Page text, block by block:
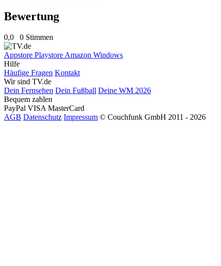
Bewertung
0,0 0 Stimmen
Appstore Playstore Amazon Windows
Hilfe
Häufige Fragen Kontakt
Wir sind TV.de
Dein Fernsehen Dein Fußball Deine WM 2026
Bequem zahlen
PayPal VISA MasterCard
AGB Datenschutz Impressum © Couchfunk GmbH 2011 - 2026